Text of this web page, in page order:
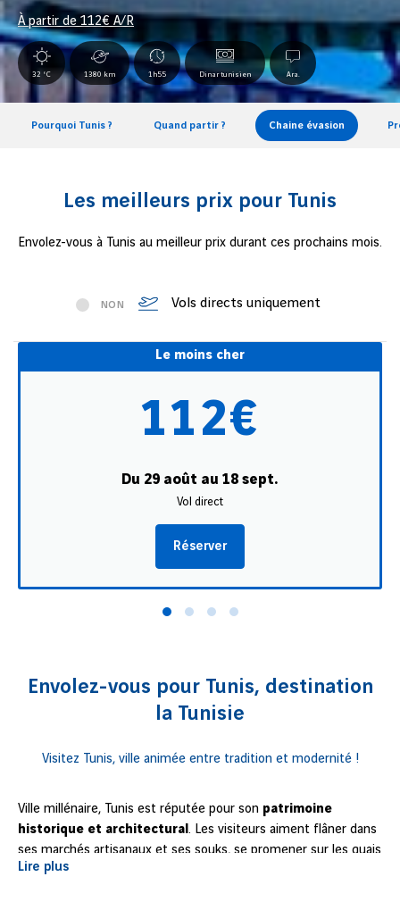
À partir de 112€ A/R
32 °C 1380 km 1h55 Dinar tunisien Ara.
Pourquoi Tunis ? Quand partir ? Chaine évasion
Les meilleurs prix pour Tunis
Envolez-vous à Tunis au meilleur prix durant ces prochains mois.
NON Vols directs uniquement
Le moins cher
112€
Du 29 août au 18 sept.
Vol direct
Réserver
Envolez-vous pour Tunis, destination
la Tunisie
Visitez Tunis, ville animée entre tradition et modernité !
Ville millénaire, Tunis est réputée pour son patrimoine
historique et architectural. Les visiteurs aiment flâner dans
ses marchés artisanaux et ses souks, se promener sur les quais
de son port de pêche, visiter ses musées et ses monuments.
Lire plus